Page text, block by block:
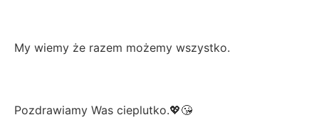
My wiemy że razem możemy wszystko.
Pozdrawiamy Was cieplutko.💖😘